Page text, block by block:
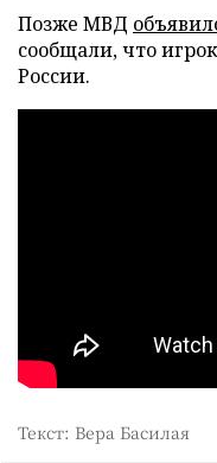
Позже МВД
сообщали, что
России.
Текст: Вера Басилая